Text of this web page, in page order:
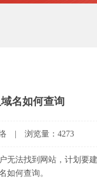
名如何查询
| 浏览量：4273
法找到网站，计划要
如何查询。